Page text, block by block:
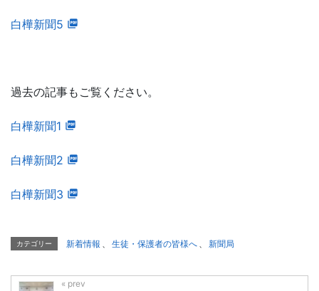
白樺新聞5
過去の記事もご覧ください。
白樺新聞1
白樺新聞2
白樺新聞3
カテゴリー 新着情報 、 生徒・保護者の皆様へ 、 新聞局